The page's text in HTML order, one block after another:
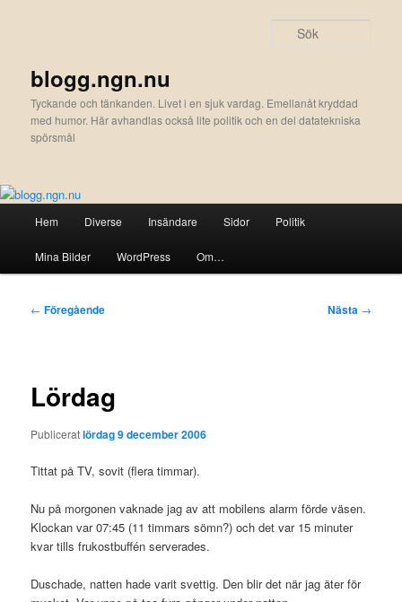
blogg.ngn.nu
Tyckande och tänkanden. Livet i en sjuk vardag. Emellanåt kryddad
med humor. Här avhandlas också lite politik och en del datatekniska
spörsmål
Hem Diverse Insändare Sidor Politik
Mina Bilder WordPress Om…
Inläggsnavigering
← Föregående Nästa →
Lördag
Publiceratlördag 9 december 2006
Tittat på TV, sovit (flera timmar).
Nu på morgonen vaknade jag av att mobilens alarm förde väsen.
Klockan var 07:45 (11 timmars sömn?) och det var 15 minuter
kvar tills frukostbuffén serverades.
Duschade, natten hade varit svettig. Den blir det när jag äter för